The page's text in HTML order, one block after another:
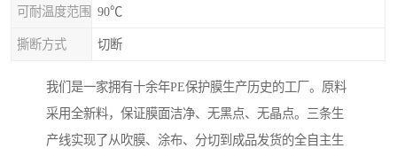
可耐温度范围 90℃
撕断方式 切断
我们是一家拥有十余年PE保护膜生产历史的工厂。原料
采用全新料，保证膜面洁净、无黑点、无晶点。三条生
产线实现了从吹膜、涂布、分切到成品发货的全自主生